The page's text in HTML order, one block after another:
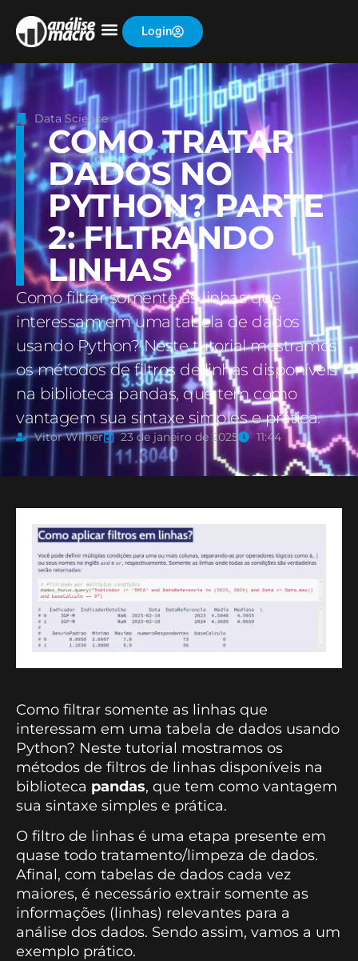
Login
Data Science
COMO TRATAR
DADOS NO
PYTHON? PARTE
2: FILTRANDO
LINHAS
Como filtrar somente as linhas que
interessam em uma tabela de dados
usando Python? Neste tutorial mostramos
os métodos de filtros de linhas disponíveis
na biblioteca pandas, que tem como
vantagem sua sintaxe simples e prática.
Vitor Wilher 23 de janeiro de 2025 11:44
Como filtrar somente as linhas que
interessam em uma tabela de dados usando
Python? Neste tutorial mostramos os
métodos de filtros de linhas disponíveis na
biblioteca pandas, que tem como vantagem
sua sintaxe simples e prática.
O filtro de linhas é uma etapa presente em
quase todo tratamento/limpeza de dados.
Afinal, com tabelas de dados cada vez
maiores, é necessário extrair somente as
informações (linhas) relevantes para a
análise dos dados. Sendo assim, vamos a um
exemplo prático.